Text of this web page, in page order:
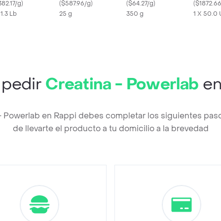
g)
Lb
($587.96/g)
25 g
($64.27/g)
350 g
(
1 X 50.0
Creatina - Powerlab
Powerlab en Rappi debes completar los siguientes
de llevarte el producto a tu domicilio a la brevedad